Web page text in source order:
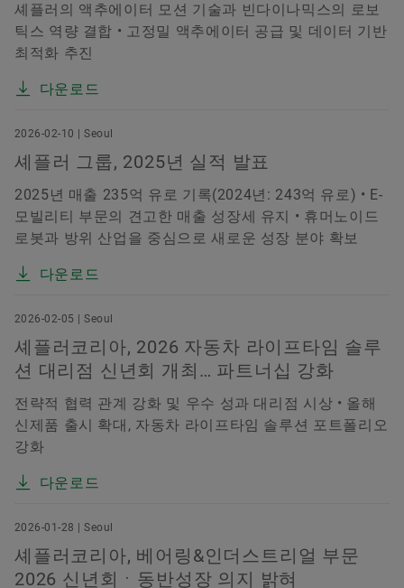
셰플러의 액추에이터 모션 기술과 빈다이나믹스의 로보
틱스 역량 결합 • 고정밀 액추에이터 공급 및 데이터 기반
최적화 추진
다운로드
2026-02-10 | Seoul
셰플러 그룹, 2025년 실적 발표
2025년 매출 235억 유로 기록(2024년: 243억 유로) • E-
모빌리티 부문의 견고한 매출 성장세 유지 • 휴머노이드
로봇과 방위 산업을 중심으로 새로운 성장 분야 확보
다운로드
2026-02-05 | Seoul
셰플러코리아, 2026 자동차 라이프타임 솔루
션 대리점 신년회 개최… 파트너십 강화
전략적 협력 관계 강화 및 우수 성과 대리점 시상 • 올해
신제품 출시 확대, 자동차 라이프타임 솔루션 포트폴리오
강화
다운로드
2026-01-28 | Seoul
셰플러코리아, 베어링&인더스트리얼 부문
2026 신년회ㆍ동반성장 의지 밝혀